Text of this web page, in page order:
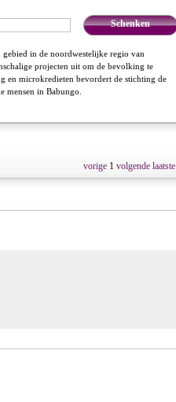
Schenken
in de noordwestelijke regio van
projecten uit om de bevolking te
en microkredieten bevordert de stichting de
mensen in Babungo.
vorige 1 volgende laatste